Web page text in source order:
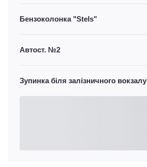
Бензоколонка "Stels"
Автост. №2
Зупинка біля залізничного вокзалу